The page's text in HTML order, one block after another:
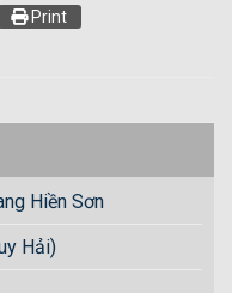
Print
Hiền Sơn
Hải)